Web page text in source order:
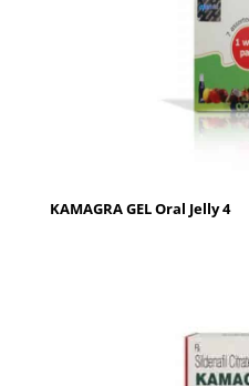
KAMAGRA GEL Oral Jelly 4